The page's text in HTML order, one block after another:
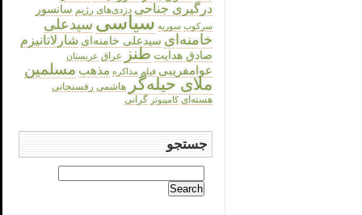
درگیری جناحی دزدی‌های رژیم سانسور
سرکوب سوریه سیاسی سیدعلی
خامنه‌ای سیدعلی خامنه‌ای شارلاتانیزم
صادق هدایت طنز عراق عربستان
عوامفریبی فیلم مذاکره مذهب مسلمین
ملای حیله‌گر
هاشمی رفسنجانی
هسته‌ای کامپیوتر گرانی
جستجو
for: